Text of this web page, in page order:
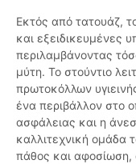
Εκτός από τατουάζ,
και εξειδικευμένες
περιλαμβάνοντας
μύτη. Το στούντιο
πρωτοκόλλων
ένα περιβάλλον στο
ασφάλειας και η
καλλιτεχνική ομάδα
πάθος και αφοσίωση,